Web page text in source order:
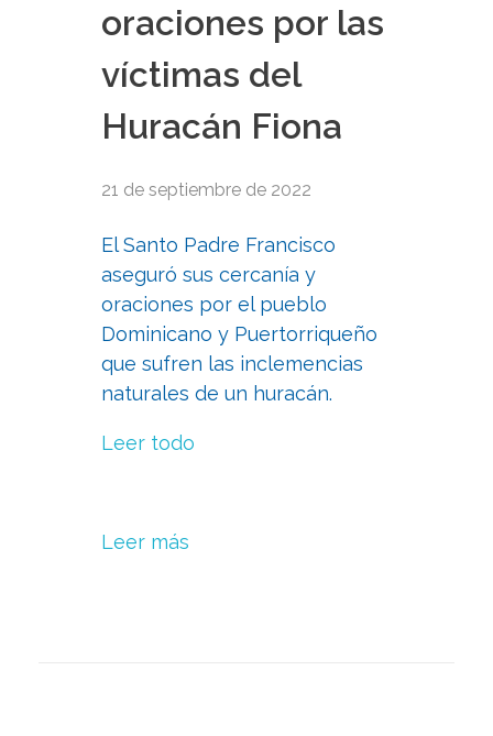
oraciones por las
víctimas del
Huracán Fiona
21 de septiembre de 2022
El Santo Padre Francisco
aseguró sus cercanía y
oraciones por el pueblo
Dominicano y Puertorriqueño
que sufren las inclemencias
naturales de un huracán.
Leer todo
Leer más